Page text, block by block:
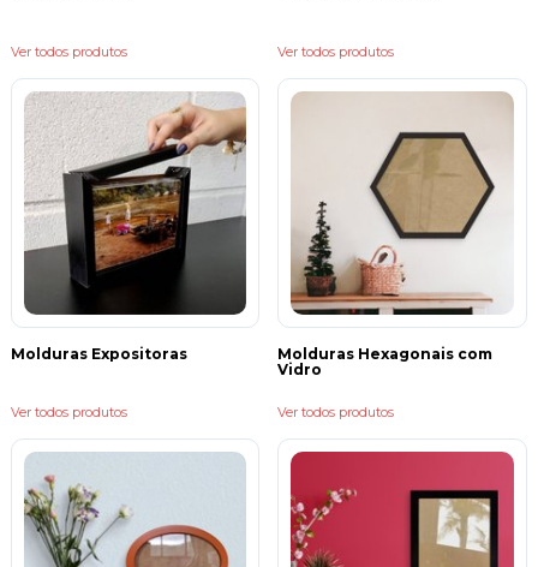
Ver todos produtos Ver todos produtos
Molduras Expositoras
Ver todos produtos
Molduras Hexagonais com
Vidro
Ver todos produtos